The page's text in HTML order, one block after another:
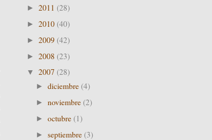
► 2011 (28)
► 2010 (40)
► 2009 (42)
► 2008 (23)
▼ 2007 (28)
►diciembre (4)
►noviembre (2)
►octubre (1)
►septiembre (3)